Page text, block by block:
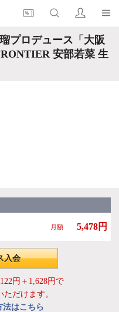
プロデュース「大阪
安部若菜 生
月額 5,478円
入会
円＋1,628円で
だけます。
法はこちら